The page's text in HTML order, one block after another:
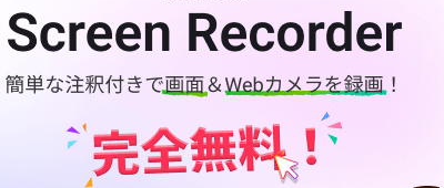
発されました。データストレージとバックアッ
素化し、動画管理を最適化し、ネットワーク導
にします。また、自宅に置いて日常的に使用す